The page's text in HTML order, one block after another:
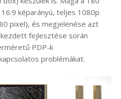
képarányú, teljes 1080p
pixel), és megjelenése azt
fejlesztése során
PDP-k
problémákat.